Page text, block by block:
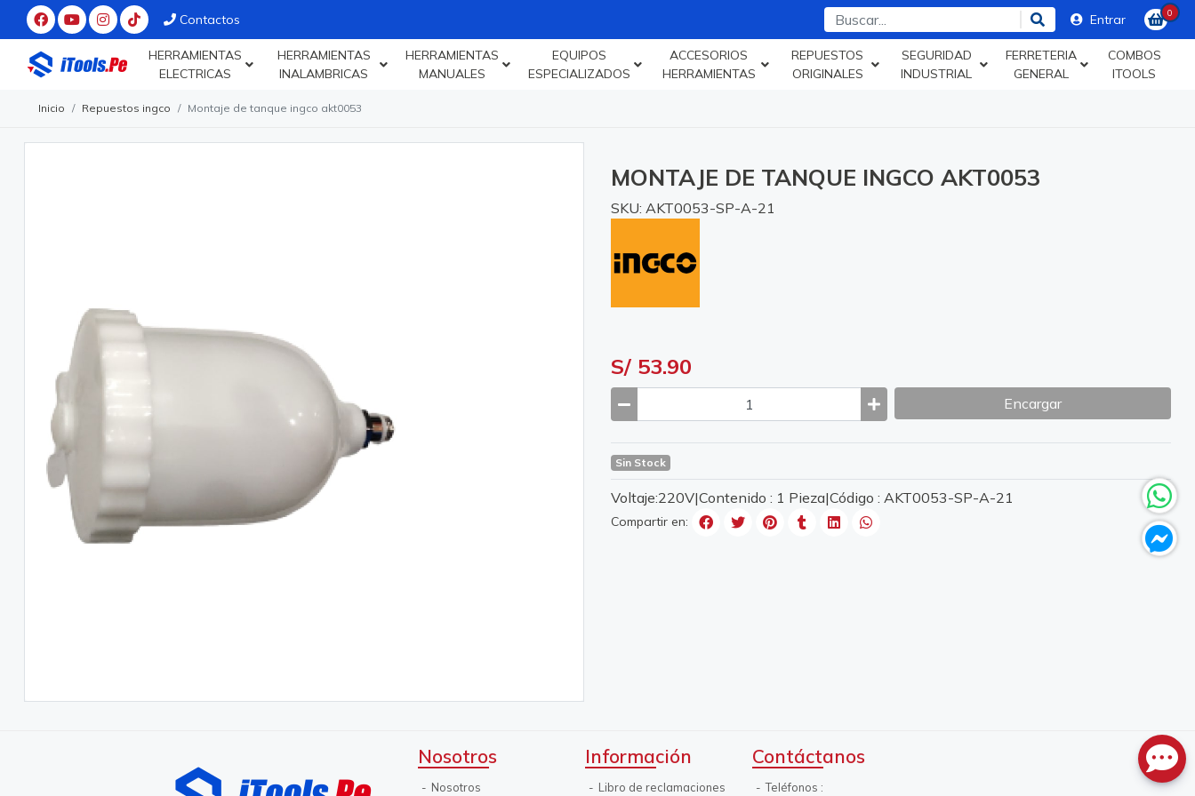
Contactos Entrar 0
HERRAMIENTAS
ELECTRICAS
HERRAMIENTAS
INALAMBRICAS
HERRAMIENTAS
MANUALES
EQUIPOS
ESPECIALIZADOS
ACCESORIOS
HERRAMIENTAS
REPUESTOS
ORIGINALES
SEGURIDAD
INDUSTRIAL
FERRETERIA
GENERAL
COMBOS
ITOOLS
Inicio Repuestos ingco Montaje de tanque ingco akt0053
MONTAJE DE TANQUE INGCO AKT0053
SKU: AKT0053-SP-A-21
S/ 53.90
Encargar
Sin Stock
Voltaje:220V|Contenido : 1 Pieza|Código : AKT0053-SP-A-21
Compartir en:
Nosotros
Nosotros
Información
Libro de reclamaciones
Contáctanos
Teléfonos